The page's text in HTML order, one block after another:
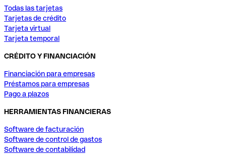
Todas las tarjetas
Tarjetas de crédito
Tarjeta virtual
Tarjeta temporal
CRÉDITO Y FINANCIACIÓN
Financiación para empresas
Préstamos para empresas
Pago a plazos
HERRAMIENTAS FINANCIERAS
Software de facturación
Software de control de gastos
Software de contabilidad